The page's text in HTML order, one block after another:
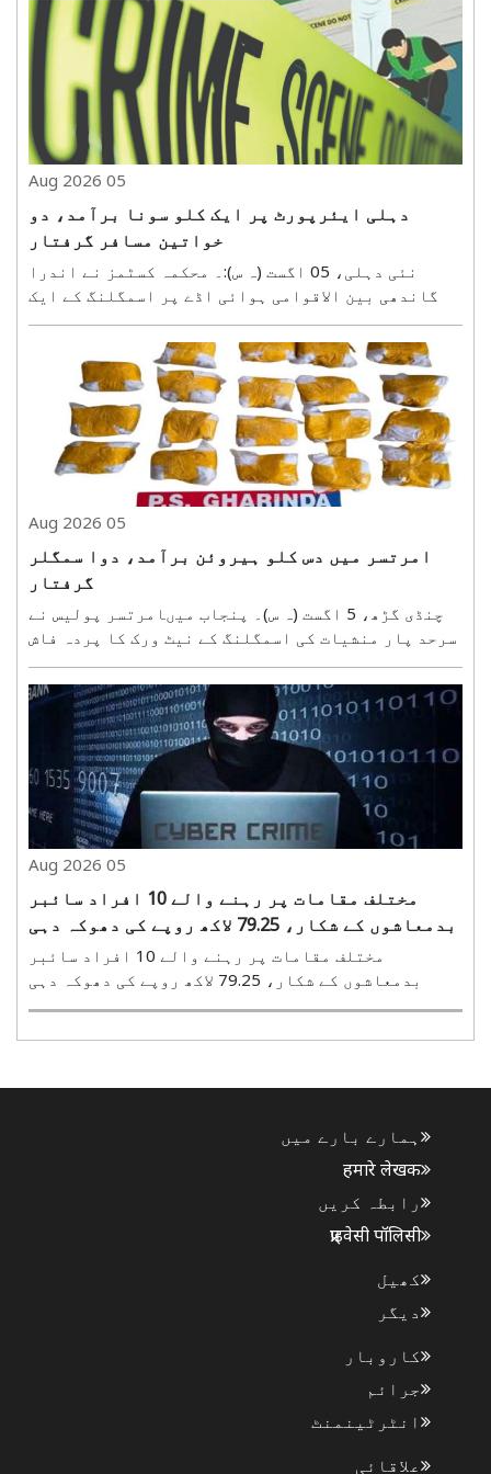
05 Aug 2026
دہلی ایئرپورٹ پر ایک کلو سونا برآمد، دو
خواتین مسافر گرفتار
نئی دہلی، 05 اگست (ہ س):۔ محکمہ کسٹمز نے اندرا
گاندھی بین الاقوامی ہوائی اڈے پر اسمگلنگ کے ایک
معاملے کا پردہ فاش کرتے ہوئے دو خواتین مسافروں کو
گرفتار کیا ہے۔ ان کے قبضے سے تقریباً ایک کلو گرام
سونا برآمد کیا گیا۔ محکمہ نے بدھ کے روز جاری
05 Aug 2026
امرتسر میں دس کلو ہیروئن برآمد، دوا سمگلر
گرفتار
چنڈی گڑھ، 5 اگست (ہ س)۔ پنجاب میںامرتسر پولیس نے
سرحد پار منشیات کی اسمگلنگ کے نیٹ ورک کا پردہ فاش
کرکے دواسمگلر کو گرفتار کیاہے۔پولیس نے ملزمان
کو گرفتار کر کے ان کے قبضے سے دس کلو ہیروئن برآمد
کی ہے۔ اس کارروائی سے سرحدی علاقے میں کام کرنے
والے ..
05 Aug 2026
مختلف مقامات پر رہنے والے 10 افراد سائبر
بدمعاشوں کے شکار، 79.25 لاکھ روپے کی دھوکہ دہی
مختلف مقامات پر رہنے والے 10 افراد سائبر
بدمعاشوں کے شکار، 79.25 لاکھ روپے کی دھوکہ دہی
نوئیڈا، 05 اگست (ہ س)۔ اترپردیش کے نوئیڈا میں
ہمارے بارے میں
हमारे लेखक
رابطہ کریں
प्राइवेसी पॉलिसी
کھیل
دیگر
کاروبار
جرائم
انٹرٹینمنٹ
علاقائی